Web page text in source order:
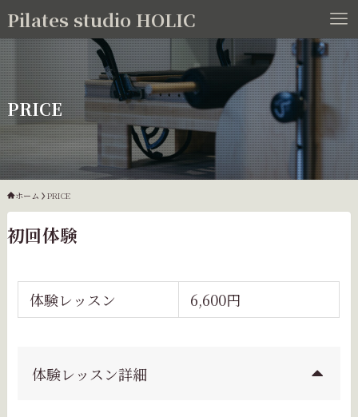
Pilates studio HOLIC
PRICE
ホーム PRICE
初回体験
体験レッスン 6,600円
体験レッスン詳細